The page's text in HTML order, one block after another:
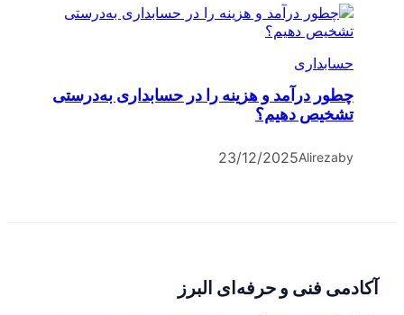
حسابداری
چطور درآمد و هزینه را در حسابداری به‌درستی
تشخیص دهیم؟
by
Alireza
23/12/2025
آکادمی فنی و حرفه‌ای البرز